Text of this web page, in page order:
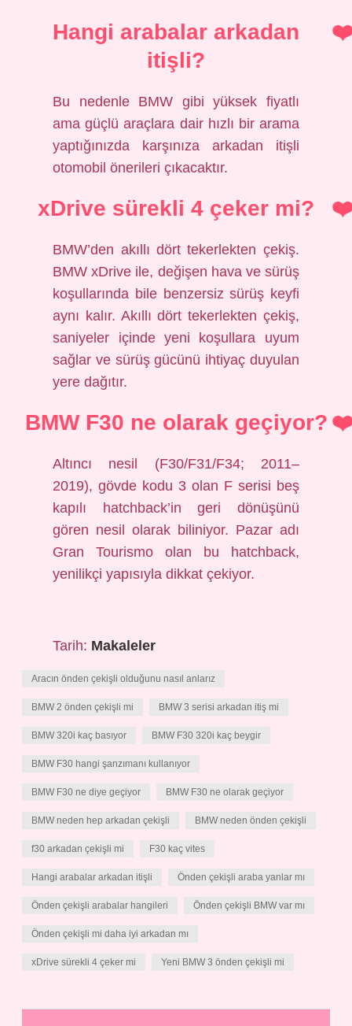
Hangi arabalar arkadan
itişli?
Bu nedenle BMW gibi yüksek fiyatlı
ama güçlü araçlara dair hızlı bir arama
yaptığınızda karşınıza arkadan itişli
otomobil önerileri çıkacaktır.
xDrive sürekli 4 çeker mi?
BMW’den akıllı dört tekerlekten çekiş.
BMW xDrive ile, değişen hava ve sürüş
koşullarında bile benzersiz sürüş keyfi
aynı kalır. Akıllı dört tekerlekten çekiş,
saniyeler içinde yeni koşullara uyum
sağlar ve sürüş gücünü ihtiyaç duyulan
yere dağıtır.
BMW F30 ne olarak geçiyor?
Altıncı nesil (F30/F31/F34; 2011–
2019), gövde kodu 3 olan F serisi beş
kapılı hatchback’in geri dönüşünü
gören nesil olarak biliniyor. Pazar adı
Gran Tourismo olan bu hatchback,
yenilikçi yapısıyla dikkat çekiyor.
Tarih: Makaleler
Aracın önden çekişli olduğunu nasıl anlarız
BMW 2 önden çekişli mi BMW 3 serisi arkadan itiş mi
BMW 320i kaç basıyor BMW F30 320i kaç beygir
BMW F30 hangi şanzımanı kullanıyor
BMW F30 ne diye geçiyor BMW F30 ne olarak geçiyor
BMW neden hep arkadan çekişli BMW neden önden çekişli
f30 arkadan çekişli mi F30 kaç vites
Hangi arabalar arkadan itişli Önden çekişli araba yanlar mı
Önden çekişli arabalar hangileri Önden çekişli BMW var mı
Önden çekişli mi daha iyi arkadan mı
xDrive sürekli 4 çeker mi Yeni BMW 3 önden çekişli mi